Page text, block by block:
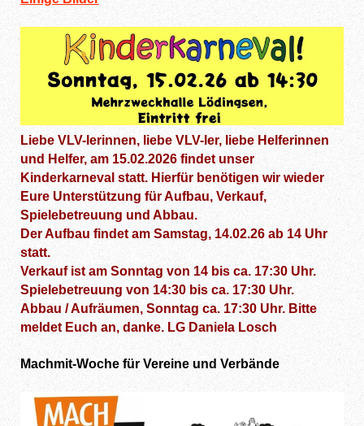
Liebe VLV-lerinnen, liebe VLV-ler, liebe Helferinnen
und Helfer, am 15.02.2026 findet unser
Kinderkarneval statt. Hierfür benötigen wir wieder
Eure Unterstützung für Aufbau, Verkauf,
Spielebetreuung und Abbau.
Der Aufbau findet am Samstag, 14.02.26 ab 14 Uhr
statt.
Verkauf ist am Sonntag von 14 bis ca. 17:30 Uhr.
Spielebetreuung von 14:30 bis ca. 17:30 Uhr.
Abbau / Aufräumen, Sonntag ca. 17:30 Uhr. Bitte
meldet Euch an, danke. LG Daniela Losch
Machmit-Woche für Vereine und Verbände